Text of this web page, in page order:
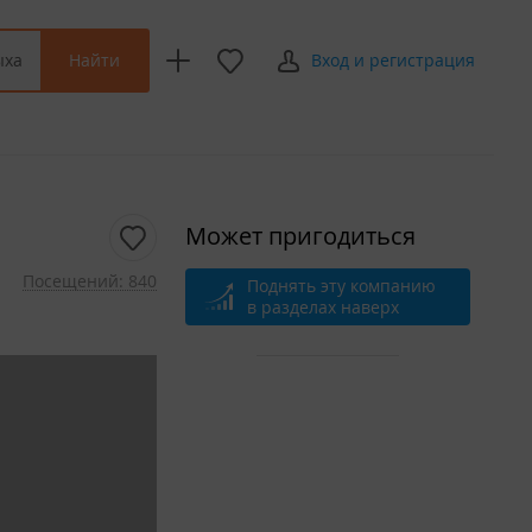
Найти Вход и регистрация
Посещений: 840
Может пригодиться
Поднять эту компанию
в разделах наверх